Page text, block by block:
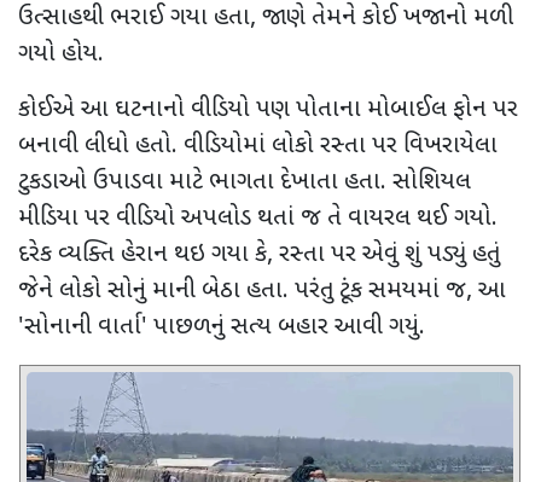
ઉત્સાહથી ભરાઈ ગયા હતા, જાણે તેમને કોઈ ખજાનો મળી
ગયો હોય.
કોઈએ આ ઘટનાનો વીડિયો પણ પોતાના મોબાઈલ ફોન પર
બનાવી લીધો હતો. વીડિયોમાં લોકો રસ્તા પર વિખરાયેલા
ટુકડાઓ ઉપાડવા માટે ભાગતા દેખાતા હતા. સોશિયલ
મીડિયા પર વીડિયો અપલોડ થતાં જ તે વાયરલ થઈ ગયો.
દરેક વ્યક્તિ હેરાન થઇ ગયા કે, રસ્તા પર એવું શું પડ્યું હતું
જેને લોકો સોનું માની બેઠા હતા. પરંતુ ટૂંક સમયમાં જ, આ
'સોનાની વાર્તા' પાછળનું સત્ય બહાર આવી ગયું.